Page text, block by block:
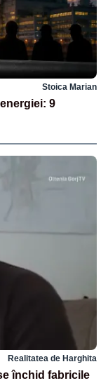
Stoica Marian
9
Realitatea de Harghita
închid fabricile